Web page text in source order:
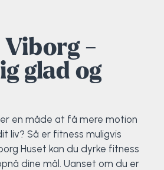
Viborg -
glad og
en måde at få mere motion
liv? Så er fitness muligvis
Huset kan du dyrke fitness
dine mål. Uanset om du er